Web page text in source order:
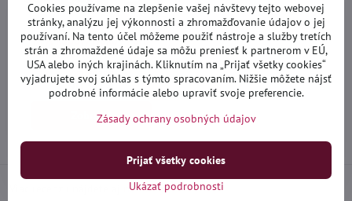
Kryt kapoty Heko - Ford
Transit Custom 2012-2018
Vypredané
90,90 €
Zobraziť
na Google
Cookies používame na zlepšenie vašej návštevy tejto webovej
stránky, analýzu jej výkonnosti a zhromažďovanie údajov o jej
používaní. Na tento účel môžeme použiť nástroje a služby tretích
strán a zhromaždené údaje sa môžu preniesť k partnerom v EÚ,
USA alebo iných krajinách. Kliknutím na „Prijať všetky cookies“
vyjadrujete svoj súhlas s týmto spracovaním. Nižšie môžete nájsť
podrobné informácie alebo upraviť svoje preferencie.
Zásady ochrany osobných údajov
Ukázať podrobnosti
Prijať všetky cookies